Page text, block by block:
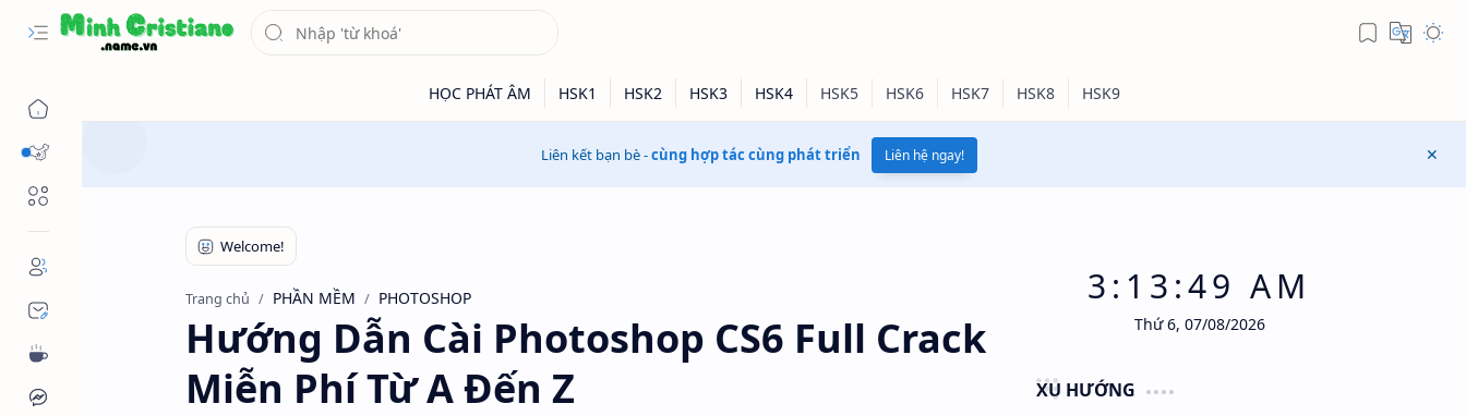
Liên kết bạn bè -cùng hợp tác cùng phát triển Liên hệ ngay!
Trang chủ PHẦN MỀM PHOTOSHOP
Hướng Dẫn Cài Photoshop CS6 Full Crack
Miễn Phí Từ A Đến Z
3:13:50 AM
Thứ 6, 07/08/2026
XU HƯỚNG